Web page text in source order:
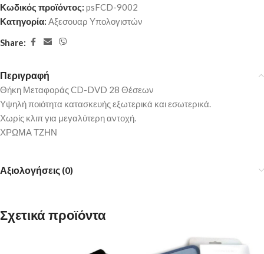
Κωδικός προϊόντος: psFCD-9002
Κατηγορία: Αξεσουαρ Υπολογιστών
Share:
Περιγραφή
Θήκη Μεταφοράς CD-DVD 28 Θέσεων
Υψηλή ποιότητα κατασκευής εξωτερικά και εσωτερικά.
Χωρίς κλιπ για μεγαλύτερη αντοχή.
ΧΡΩΜΑ ΤΖΗΝ
Αξιολογήσεις (0)
Σχετικά προϊόντα